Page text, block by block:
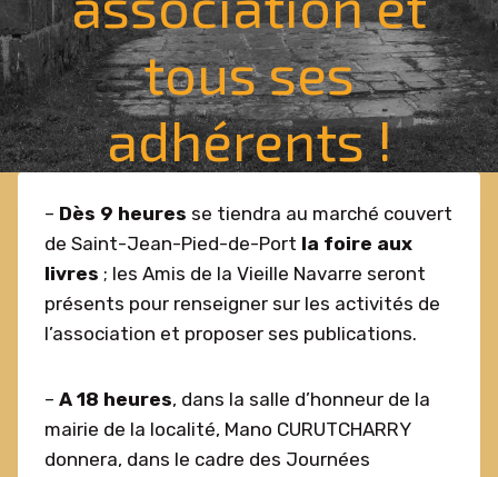
tous ses
adhérents !
– Dès 9 heures se tiendra au marché couvert
de Saint-Jean-Pied-de-Port la foire aux
livres ; les Amis de la Vieille Navarre seront
présents pour renseigner sur les activités de
l’association et proposer ses publications.
– A 18 heures, dans la salle d’honneur de la
mairie de la localité, Mano CURUTCHARRY
donnera, dans le cadre des Journées